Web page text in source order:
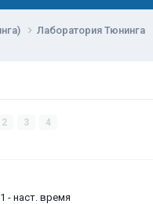
Лаборатория Тюнинга
2 3 4
- наст. время